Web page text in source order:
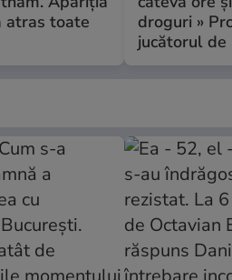
atras toate
droguri »
jucătorul